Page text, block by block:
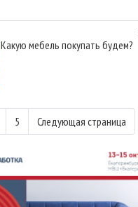
Какую мебель покупать будем?
5 Следующая страница